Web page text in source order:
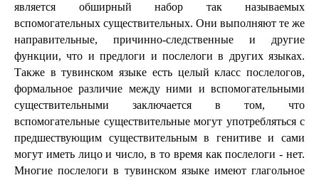
является обширный набор так называемых
вспомогательных существительных. Они выполняют те же
направительные, причинно-следственные и другие
функции, что и предлоги и послелоги в других языках.
Также в тувинском языке есть целый класс послелогов,
формальное различие между ними и вспомогательными
существительными заключается в том, что
вспомогательные существительные могут употребляться с
предшествующим существительным в генитиве и сами
могут иметь лицо и число, в то время как послелоги - нет.
Многие послелоги в тувинском языке имеют глагольное